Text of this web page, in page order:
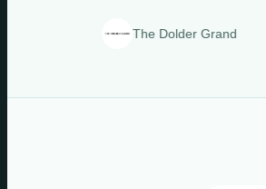
The Dolder Grand